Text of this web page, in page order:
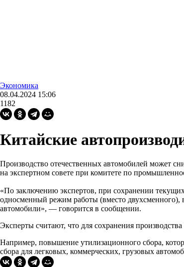
Экономика
08.04.2024 15:06
1182
Китайские
Производство отечественных автомобилей может
на экспертном совете при комитете по
«По заключению экспертов, при сохранении
односменный режим работы (вместо двухсменного),
автомобили», — говорится в сообщении.
Эксперты считают, что для сохранения
Например, повышение утилизационного сбора,
сбора для легковых, коммерческих, грузовых